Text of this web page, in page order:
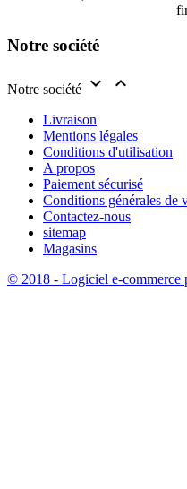
Notre société
Notre société  
Livraison
Mentions légales
Conditions d'utilisation
A propos
Paiement sécurisé
Conditions générales de
Contactez-nous
sitemap
Magasins
© 2018 - Logiciel e-commerce